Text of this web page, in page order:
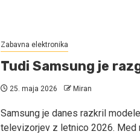
Zabavna elektronika
Tudi Samsung je
25. maja 2026 Miran
Samsung je danes razkril
televizorjev z letnico 2026. Med